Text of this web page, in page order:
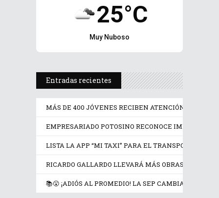
25°C
Muy Nuboso
Entradas recientes
MÁS DE 400 JÓVENES RECIBEN ATENCIÓN
EMPRESARIADO POTOSINO RECONOCE IMPULSO
LISTA LA APP “MI TAXI” PARA EL TRANSPORTE
RICARDO GALLARDO LLEVARÁ MÁS OBRAS Y
📚😮 ¡ADIÓS AL PROMEDIO! LA SEP CAMBIA LAS